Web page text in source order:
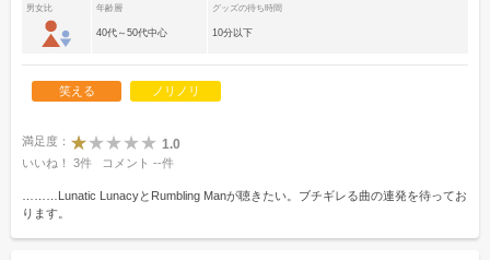
男女比 年齢層 グッズの待ち時間
40代～50代中心 10分以下
笑える ノリノリ
満足度： 1.0
いいね！ 3件 コメント --件
………Lunatic LunacyとRumbling Manが聴きたい。ブチギレる曲の連発を待ってお
ります。